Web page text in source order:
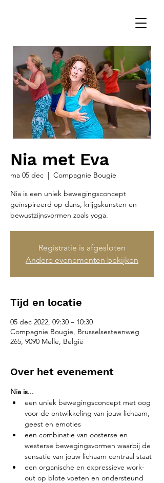
Nia met Eva
ma 05 dec
  |
Compagnie Bougie
Nia is een uniek bewegingsconcept
geïnspireerd op dans, krijgskunsten en
bewustzijnsvormen zoals yoga.
Registratie is afgesloten
Andere evenementen bekijken
Tijd en locatie
05 dec 2022, 09:30 – 10:30
Compagnie Bougie, Brusselsesteenweg
265, 9090 Melle, België
Over het evenement
Nia is...
een uniek bewegingsconcept met oog
voor de ontwikkeling van jouw lichaam,
geest en emoties
een combinatie van oosterse en
westerse bewegingsvormen waarbij de
sensatie van jouw lichaam centraal staat
een organische en expressieve work-
out op blote voeten en ondersteund